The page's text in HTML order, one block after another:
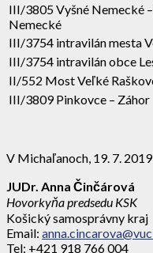
III/3805 Vyšné Nemecké
Nemecké
III/3754 intravilán mesta
III/3754 intravilán obce
II/552 Most Veľké
III/3809 Pinkovce – Záhor
V Michaľanoch, 19. 7. 2019
JUDr. Anna Činčárová
Hovorkyňa predsedu KSK
Košický samosprávny kraj
Email:
Tel: +421 918 766 004